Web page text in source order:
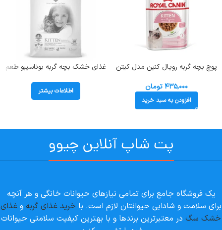
پوچ بچه گربه رویال کنین مدل کیتن
Kitten
۴۳۵,۰۰۰تومان
افزودن به سبد خرید
غذای خشک بچه گربه بوناسیبو طعم
کیلوگرم
اطلاعات بیشتر
پت شاپ آنلاین چیوو
یک فروشگاه جامع برای تمامی نیازهای حیوانات خانگی و هر آنچه
برای سلامت و شادابی حیوانتان لازم است. با خرید غذای گربه و غذای
خشک سگ در معتبرترین برندها و با بهترین کیفیت سلامتی حیوانات